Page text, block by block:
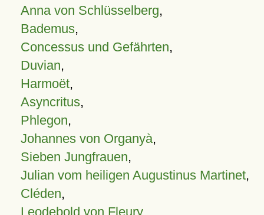
Anna von Schlüsselberg,
Bademus,
Concessus und Gefährten,
Duvian,
Harmoët,
Asyncritus,
Phlegon,
Johannes von Organyà,
Sieben Jungfrauen,
Julian vom heiligen Augustinus Martinet,
Cléden,
Leodebold von Fleury,